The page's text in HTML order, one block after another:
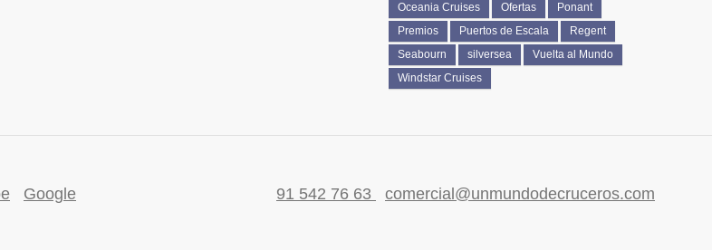
Oceania Cruises
Ofertas
Ponant
Premios
Puertos de Escala
Regent
Seabourn
silversea
Vuelta al Mundo
Windstar Cruises
Google 91 542 76 63 comercial@unmundodecruceros.com